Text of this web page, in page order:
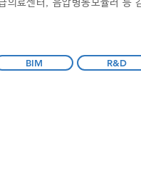
의료센터, 음압병동모듈러 등
BIM R&D